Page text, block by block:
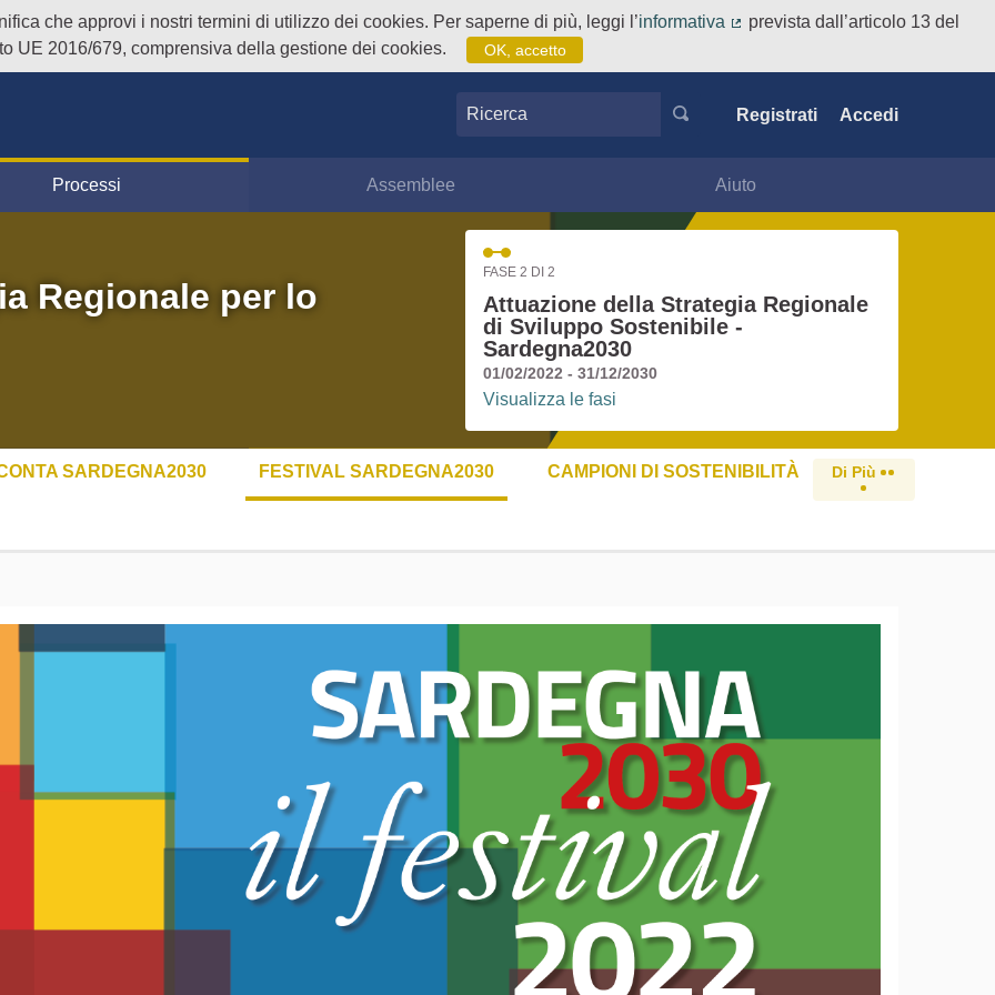
che approvi i nostri termini di utilizzo dei cookies. Per saperne di più, leggi l’informativa
prevista dall’articolo 13 del
UE 2016/679, comprensiva della gestione dei cookies.
OK, accetto
Ricerca Registrati Accedi
Processi Assemblee Aiuto
Regionale per lo
FASE 2 DI 2
Attuazione della Strategia Regionale
di Sviluppo Sostenibile -
Sardegna2030
01/02/2022 - 31/12/2030
Visualizza le fasi
SARDEGNA2030 FESTIVAL SARDEGNA2030 CAMPIONI DI SOSTENIBILITÀ Di Più